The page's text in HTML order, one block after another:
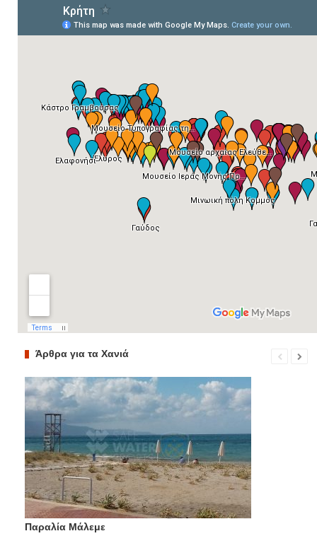
Άρθρα για τα Χανιά
Παραλία Μάλεμε